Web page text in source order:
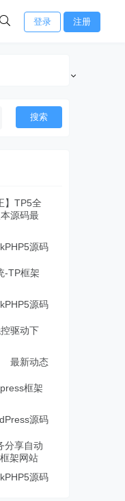
登录 注册
搜索
】TP5全
源码最
源码
-TP框架
源码
驱动下
最新动态
框架
源码
分享自动
架网站
源码